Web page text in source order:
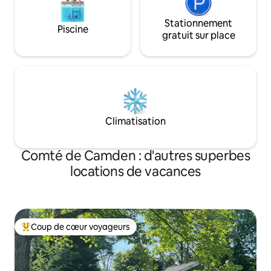
Piscine
Stationnement
gratuit sur place
Climatisation
Comté de Camden : d'autres superbes
locations de vacances
Coups de cœur voyageurs les plus appréciés
Coup de cœur voyageurs